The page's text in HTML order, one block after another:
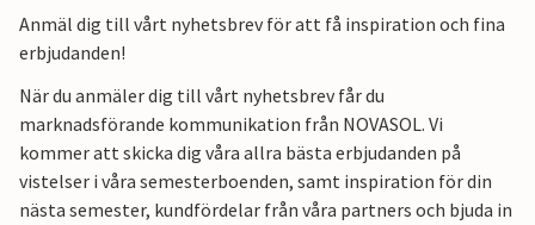
Anmäl dig till vårt nyhetsbrev för att få inspiration och fina
erbjudanden!
När du anmäler dig till vårt nyhetsbrev får du
marknadsförande kommunikation från NOVASOL. Vi
kommer att skicka dig våra allra bästa erbjudanden på
vistelser i våra semesterboenden, samt inspiration för din
nästa semester, kundfördelar från våra partners och bjuda in